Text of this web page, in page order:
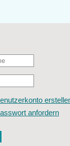
anfordern